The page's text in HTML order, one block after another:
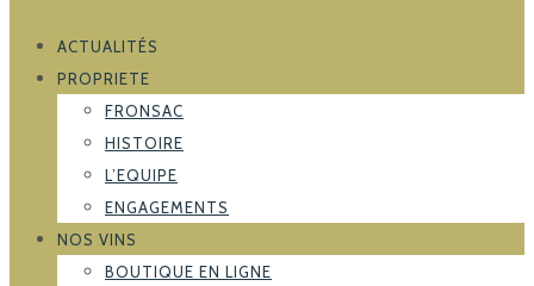
ACTUALITÉS
PROPRIETE
FRONSAC
HISTOIRE
L’EQUIPE
ENGAGEMENTS
NOS VINS
BOUTIQUE EN LIGNE